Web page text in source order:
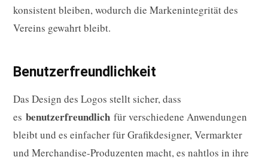
konsistent bleiben, wodurch die Markenintegrität des
Vereins gewahrt bleibt.
Benutzerfreundlichkeit
Das Design des Logos stellt sicher, dass
es benutzerfreundlich für verschiedene Anwendungen
bleibt und es einfacher für Grafikdesigner, Vermarkter
und Merchandise-Produzenten macht, es nahtlos in ihre